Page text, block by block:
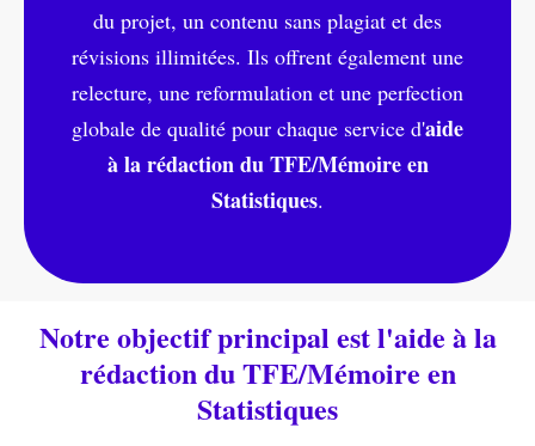
du projet, un contenu sans plagiat et des
révisions illimitées. Ils offrent également une
relecture, une reformulation et une perfection
globale de qualité pour chaque service d'aide
à la rédaction du TFE/Mémoire en
Statistiques.
Notre objectif principal est l'aide à la
rédaction du TFE/Mémoire en
Statistiques